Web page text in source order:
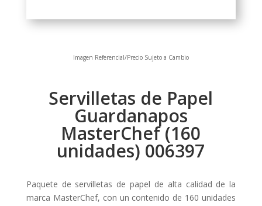
Imagen Referencial/Precio Sujeto a Cambio
Servilletas de Papel
Guardanapos
MasterChef (160
unidades) 006397
Paquete de servilletas de papel de alta calidad de la
marca MasterChef, con un contenido de 160 unidades